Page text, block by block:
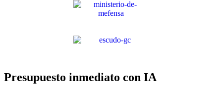
Presupuesto inmediato con IA